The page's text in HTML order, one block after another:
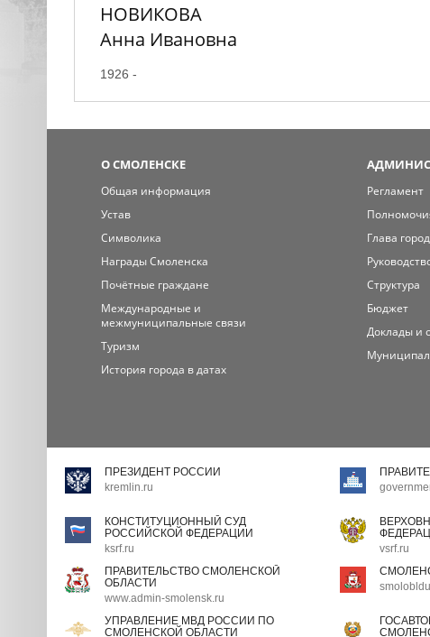
НОВИКОВА
Анна Ивановна
1926 -
О СМОЛЕНСКЕ
Общая информация
Устав
Символика
Награды Смоленска
Почётные граждане
Международные и
межмуниципальные связи
Туризм
История города в датах
Регламент
Глава
Структура
Бюджет
Доклады и
ПРЕЗИДЕНТ РОССИИ
kremlin.ru
КОНСТИТУЦИОННЫЙ СУД
РОССИЙСКОЙ ФЕДЕРАЦИИ
ksrf.ru
vsrf.ru
ПРАВИТЕЛЬСТВО СМОЛЕНСКОЙ
ОБЛАСТИ
www.admin-smolensk.ru
УПРАВЛЕНИЕ МВД РОССИИ ПО
СМОЛЕНСКОЙ ОБЛАСТИ